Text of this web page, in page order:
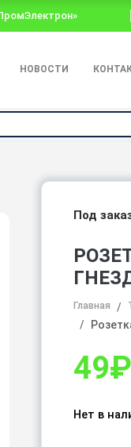
НОВОСТИ
Под
Главная
49₽
Нет в